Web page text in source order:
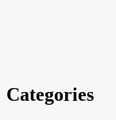
Categories